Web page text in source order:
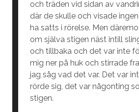
och träden vid sidan av
där de skulle och visade
ha satts i rörelse. Men
om själva stigen näst intill
och tillbaka och det var inte
mig ner på huk och stirrade
jag såg vad det var. Det var
rörde sig, det var någonting
stigen.